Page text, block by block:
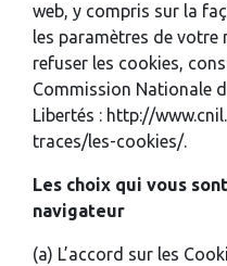
web, y compris sur la
les paramètres de votre
refuser les cookies,
Commission Nationale
Libertés : http://
traces/les-cookies/.
Les choix qui vous
navigateur
(a) L’accord sur les